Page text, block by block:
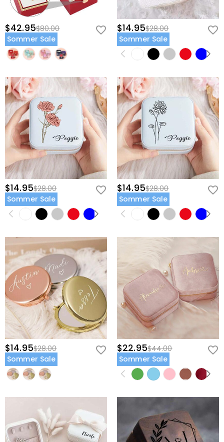
$42.95$80.00
Sommer Sale
$14.95$28.00
Sommer Sale
$14.95$28.00
Sommer Sale
$14.95$28.00
Sommer Sale
$14.95$28.00
Sommer Sale
$22.95$44.00
Sommer Sale